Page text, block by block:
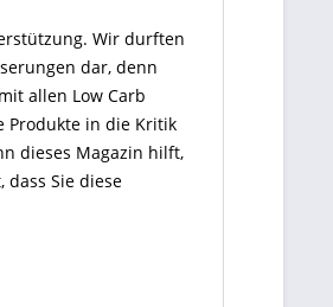
Wir durften
dar, denn
allen Low Carb
Produkte in die Kritik
dieses Magazin hilft,
Sie diese